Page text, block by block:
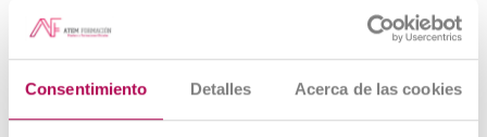
Consentimiento Detalles Acerca de las cookies
oportunidades de crecimiento y salarios
más competitivos.
Ventajas y desventajas de cada